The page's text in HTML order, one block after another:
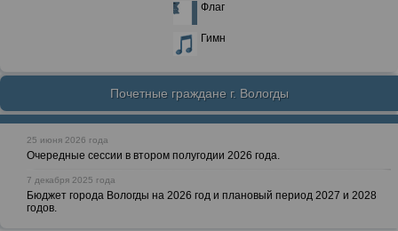
Флаг
Гимн
Почетные граждане г. Вологды
25 июня 2026 года
Очередные сессии в втором полугодии 2026 года.
7 декабря 2025 года
Бюджет города Вологды на 2026 год и плановый период 2027 и 2028
годов.